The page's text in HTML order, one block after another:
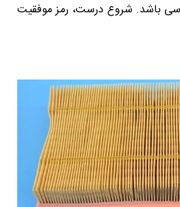
باشد. شروع درست، رمز موفقیت